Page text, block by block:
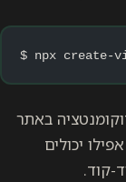
$ npx create-
באתר
יכולים